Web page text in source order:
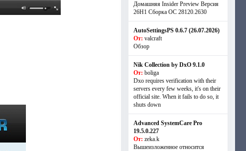
Домашняя Insider Preview Версия
26H1 Сборка ОС 28120.2630
AutoSettingsPS 0.6.7 (26.07.2026)
От: valcraft
Обзор
Nik Collection by DxO 9.1.0
От: boliga
Dxo requires verification with their
servers every few weeks, it's on their
official site. When it fails to do so, it
shuts down
Advanced SystemCare Pro
19.5.0.227
От: zeka.k
Вышеизложенное относится